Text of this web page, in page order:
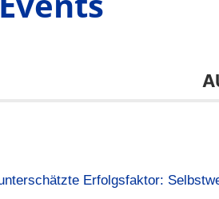
Erfolgsfaktor: